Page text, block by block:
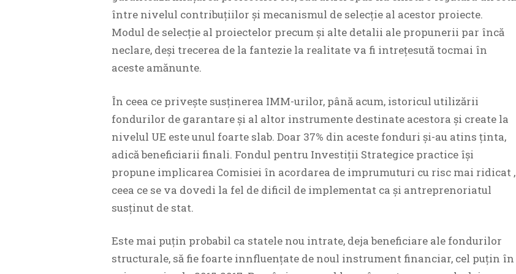
între nivelul contribuțiilor și mecanismul de selecție al acestor proiecte.
Modul de selecție al proiectelor precum și alte detalii ale propunerii par încă
neclare, deși trecerea de la fantezie la realitate va fi intrețesută tocmai în
aceste amănunte.
În ceea ce privește susținerea IMM-urilor, până acum, istoricul utilizării
fondurilor de garantare și al altor instrumente destinate acestora și create la
nivelul UE este unul foarte slab. Doar 37% din aceste fonduri și-au atins ținta,
adică beneficiarii finali. Fondul pentru Investiții Strategice practice își
propune implicarea Comisiei în acordarea de imprumuturi cu risc mai ridicat ,
ceea ce se va dovedi la fel de dificil de implementat ca și antreprenoriatul
susținut de stat.
Este mai puțin probabil ca statele nou intrate, deja beneficiare ale fondurilor
structurale, să fie foarte innfluențate de noul instrument financiar, cel puțin în